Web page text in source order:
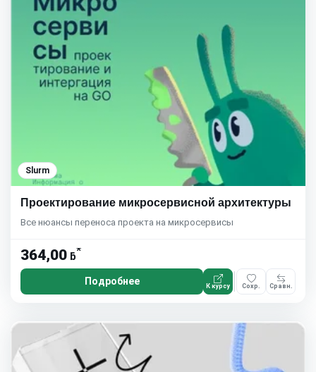
Slurm
Проектирование микросервисной архитектуры
Все нюансы переноса проекта на микросервисы
364,00 ƃ*
Подробнее К курсу Сохр. Сравн.